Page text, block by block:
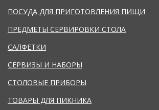
ПОСУДА ДЛЯ ПРИГОТОВЛЕНИЯ ПИЩИ
ПРЕДМЕТЫ СЕРВИРОВКИ СТОЛА
САЛФЕТКИ
СЕРВИЗЫ И НАБОРЫ
СТОЛОВЫЕ ПРИБОРЫ
ТОВАРЫ ДЛЯ ПИКНИКА